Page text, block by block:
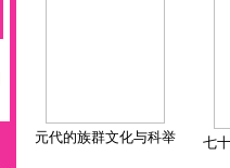
元代的族群文化与科举 七